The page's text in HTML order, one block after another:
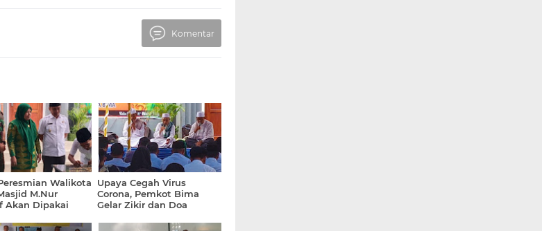
Komentar
Walikota
M.Nur
Akan Dipakai
Upaya Cegah Virus
Corona, Pemkot Bima
Gelar Zikir dan Doa